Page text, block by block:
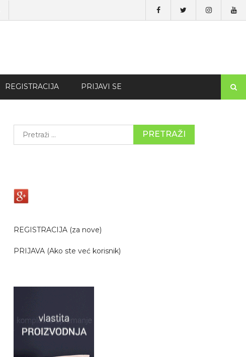
REGISTRACIJA PRIJAVI SE
REGISTRACIJA (za nove)
PRIJAVA (Ako ste već korisnik)